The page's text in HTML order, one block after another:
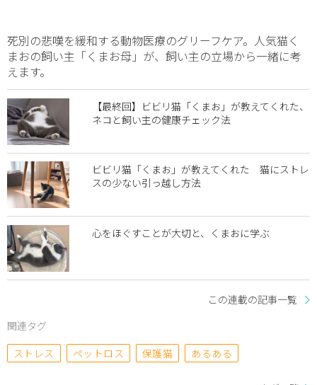
死別の悲嘆を緩和する動物医療のグリーフケア。人気猫く
まおの飼い主「くまお母」が、飼い主の立場から一緒に考
えます。
【最終回】ビビリ猫「くまお」が教えてくれた、
ネコと飼い主の健康チェック法
ビビリ猫「くまお」が教えてくれた 猫にストレ
スの少ない引っ越し方法
心をほぐすことが大切と、くまおに学ぶ
この連載の記事一覧
関連タグ
ストレス
ペットロス 保護猫 あるある